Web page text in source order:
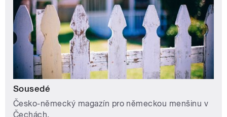
Sousedé
Česko-německý magazín pro německou menšinu v
Čechách.